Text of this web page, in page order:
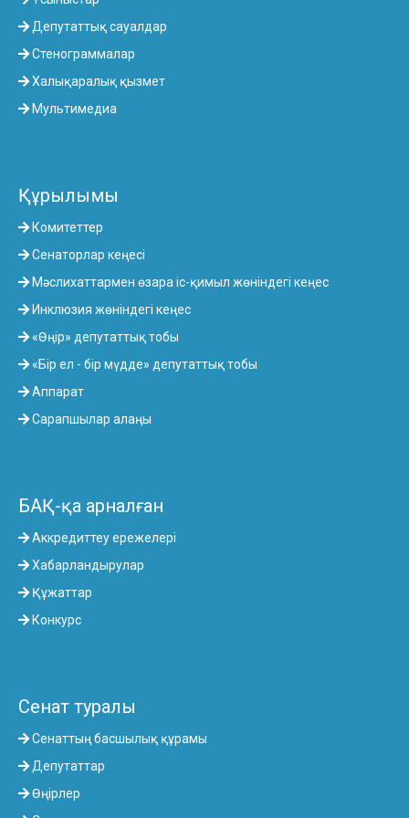
Депутаттық сауалдар
Стенограммалар
Халықаралық қызмет
Мультимедиа
Құрылымы
Комитеттер
Сенаторлар кеңесі
Мәслихаттармен өзара іс-қимыл жөніндегі кеңес
Инклюзия жөніндегі кеңес
«Өңір» депутаттық тобы
«Бір ел - бір мүдде» депутаттық тобы
Аппарат
Сарапшылар алаңы
БАҚ-қа арналған
Аккредиттеу ережелері
Хабарландырулар
Құжаттар
Конкурс
Сенат туралы
Сенаттың басшылық құрамы
Депутаттар
Өңірлер